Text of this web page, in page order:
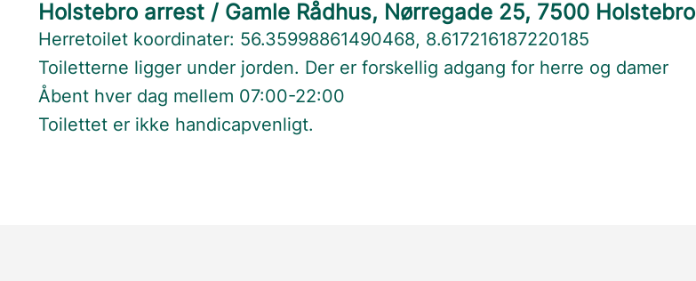
Holstebro arrest / Gamle Rådhus, Nørregade 25, 7500 Holstebro
Herretoilet koordinater: 56.35998861490468, 8.617216187220185
Toiletterne ligger under jorden. Der er forskellig adgang for herre og damer
Åbent hver dag mellem 07:00-22:00
Toilettet er ikke handicapvenligt.